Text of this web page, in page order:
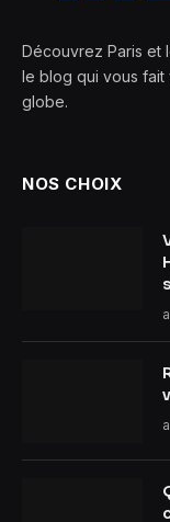
Découvrez Paris et
le blog qui vous fait
globe.
NOS CHOIX